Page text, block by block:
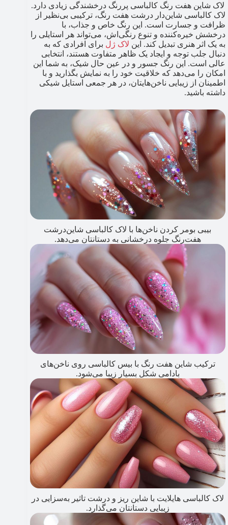
لاک شاین هفت رنگ کالباسی پررنگ درخشندگی زیادی دارد.
لاک کالباسی شاین‌دار درشت هفت رنگ، ترکیبی بی‌نظیر از
ظرافت و جسارت است. این رنگ خاص و جذاب، با
درخشش خیره‌کننده و تنوع رنگی‌اش، می‌تواند هر استایلی را
به یک اثر هنری تبدیل کند. این لاک ژل برای افرادی که به
دنبال جلب توجه و ایجاد یک ظاهر متفاوت هستند، انتخابی
عالی است. این رنگ جسور و در عین حال شیک، به شما این
امکان را می‌دهد که خلاقیت خود را به نمایش بگذارید و با
اطمینان از زیبایی ناخن‌هایتان، در هر جمعی استایل شیکی
داشته باشید.
بیبی بومر کردن ناخن‌ها با لاک کالباسی شاین‌درشت
هفت‌رنگ جلوه درخشانی به دستانتان می‌دهد.
ترکیب شاین هفت رنگ با بیس کالباسی روی ناخن‌های
بادامی شکل بسیار زیبا می‌شود.
لاک کالباسی هایلایت با شاین ریز و درشت تاثیر به‌سزایی در
زیبایی دستانتان می‌گذارد.